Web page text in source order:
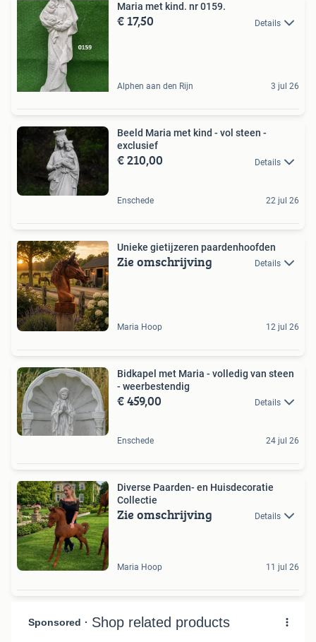
Maria met kind. nr 0159.
€ 17,50 Details
Alphen aan den Rijn 3 jul 26
Beeld Maria met kind - vol steen -
exclusief
€ 210,00 Details
Enschede 22 jul 26
Unieke gietijzeren paardenhoofden
Zie omschrijving Details
Maria Hoop 12 jul 26
Bidkapel met Maria - volledig van steen
- weerbestendig
€ 459,00 Details
Enschede 24 jul 26
Diverse Paarden- en Huisdecoratie
Collectie
Zie omschrijving Details
Maria Hoop 11 jul 26